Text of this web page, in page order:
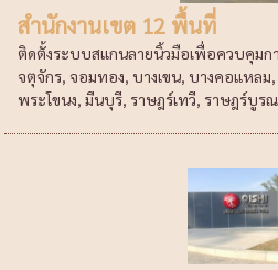
สำนักงานเขต 12 พื้นที่
ติดตั้งระบบสแกนลายนิ้วมือเพื่อควบคุมก
จตุจักร, จอมทอง, บางเขน, บางคอแหล
พระโขนง, มีนบุรี, ราษฎร์เทวี, ราษฎร์บูรณ